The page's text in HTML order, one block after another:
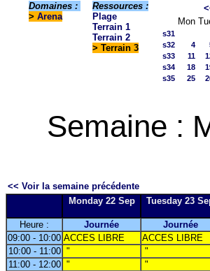
Domaines :
> Arena
Ressources :
Plage
Terrain 1
Terrain 2
> Terrain 3
Mon
s31
s32
4
s33
11
s34
18
s35
25
Semaine :
<< Voir la semaine précédente
Monday 22 Sep
Tuesday 23
Heure : Journée Journée
09:00 - 10:00 ACCES LIBRE ACCES LIBRE
10:00 - 11:00 " "
11:00 - 12:00 " "